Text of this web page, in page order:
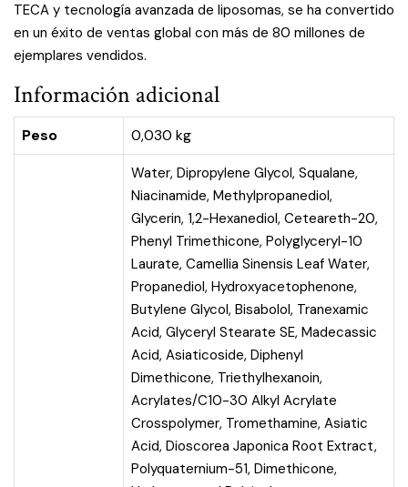
TECA y tecnología avanzada de liposomas, se ha convertido
en un éxito de ventas global con más de 80 millones de
ejemplares vendidos.
Información adicional
Peso 0,030 kg
Water, Dipropylene Glycol, Squalane,
Niacinamide, Methylpropanediol,
Glycerin, 1,2-Hexanediol, Ceteareth-20,
Phenyl Trimethicone, Polyglyceryl-10
Laurate, Camellia Sinensis Leaf Water,
Propanediol, Hydroxyacetophenone,
Butylene Glycol, Bisabolol, Tranexamic
Acid, Glyceryl Stearate SE, Madecassic
Acid, Asiaticoside, Diphenyl
Dimethicone, Triethylhexanoin,
Acrylates/C10-30 Alkyl Acrylate
Crosspolymer, Tromethamine, Asiatic
Acid, Dioscorea Japonica Root Extract,
Polyquaternium-51, Dimethicone,